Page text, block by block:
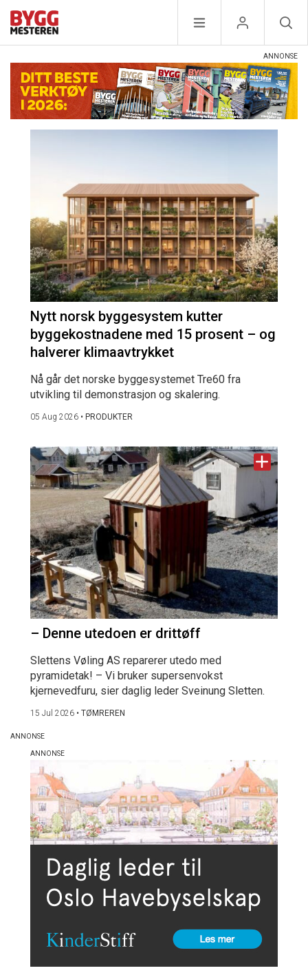
Nytt norsk byggesystem kutter
byggekostnadene med 15 prosent – og
halverer klimaavtrykket
Nå går det norske byggesystemet Tre60 fra
utvikling til demonstrasjon og skalering.
05 Aug 2026 • PRODUKTER
– Denne utedoen er drittøff
Slettens Vøling AS reparerer utedo med
pyramidetak! – Vi bruker supersenvokst
kjernevedfuru, sier daglig leder Sveinung Sletten.
15 Jul 2026 • TØMREREN